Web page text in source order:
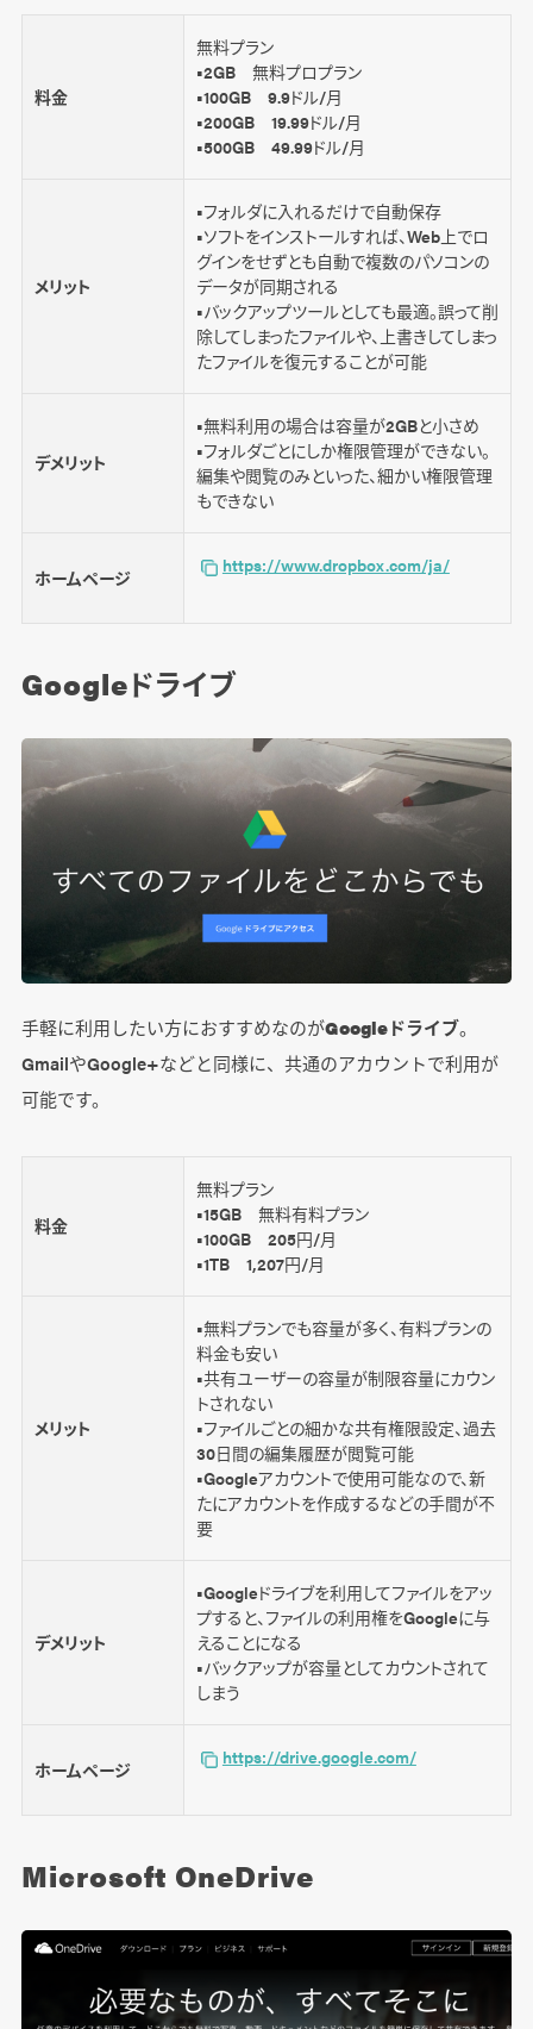
料金
無料プラン
■2GB 無料プロプラン
■100GB 9.9ドル/月
■200GB 19.99ドル/月
■500GB 49.99ドル/月
メリット
■フォルダに入れるだけで自動保存
■ソフトをインストールすれば、Web上でロ
グインをせずとも自動で複数のパソコンの
データが同期される
■バックアップツールとしても最適。誤って削
除してしまったファイルや、上書きしてしまっ
たファイルを復元することが可能
デメリット
■無料利用の場合は容量が2GBと小さめ
■フォルダごとにしか権限管理ができない。
編集や閲覧のみといった、細かい権限管理
もできない
ホームページ
https://www.dropbox.com/ja/
Googleドライブ
手軽に利用したい方におすすめなのがGoogleドライブ。
GmailやGoogle+などと同様に、共通のアカウントで利用が
可能です。
料金
無料プラン
■15GB 無料有料プラン
■100GB 205円/月
■1TB 1,207円/月
メリット
■無料プランでも容量が多く、有料プランの
料金も安い
■共有ユーザーの容量が制限容量にカウン
トされない
■ファイルごとの細かな共有権限設定、過去
30日間の編集履歴が閲覧可能
■Googleアカウントで使用可能なので、新
たにアカウントを作成するなどの手間が不
要
デメリット
■Googleドライブを利用してファイルをアッ
プすると、ファイルの利用権をGoogleに与
えることになる
■バックアップが容量としてカウントされて
しまう
ホームページ
https://drive.google.com/
Microsoft OneDrive